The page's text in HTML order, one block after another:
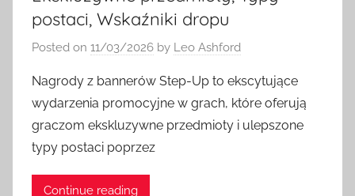
postaci, Wskaźniki dropu
Posted on 11/03/2026 by Leo Ashford
Nagrody z bannerów Step-Up to ekscytujące
wydarzenia promocyjne w grach, które oferują
graczom ekskluzywne przedmioty i ulepszone
typy postaci poprzez
Continue reading